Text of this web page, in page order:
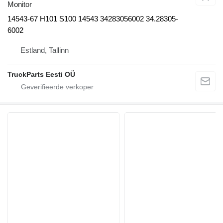
Monitor
14543-67 H101 S100 14543 34283056002 34.28305-
6002
Estland, Tallinn
TruckParts Eesti OÜ